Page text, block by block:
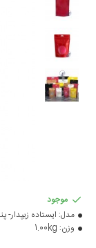
موجود
مدل:ایستاده زیپدار-
وزن: 1.00kg